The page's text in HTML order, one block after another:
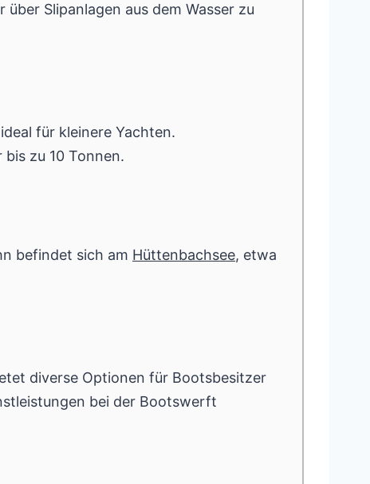
über Slipanlagen aus dem Wasser zu
für kleinere Yachten.
zu 10 Tonnen.
befindet sich am Hüttenbachsee, etwa
diverse Optionen für Bootsbesitzer
bei der Bootswerft